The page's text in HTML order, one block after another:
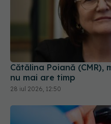
Cătălina Poiană
nu mai are timp
28 iul 2026, 12:50